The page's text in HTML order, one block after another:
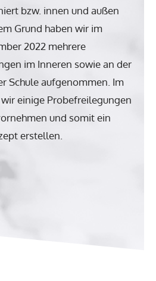
bzw. innen und außen
Grund haben wir im
2022 mehrere
im Inneren sowie an der
Schule aufgenommen. Im
einige Probefreilegungen
und somit ein
erstellen.